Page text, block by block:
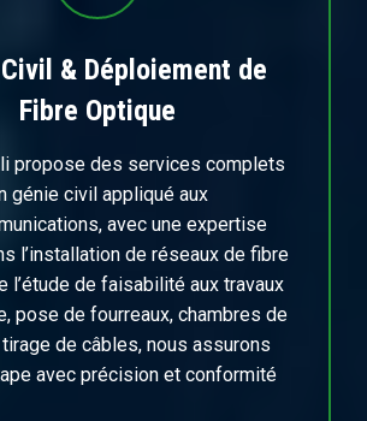
& Déploiement de
Fibre Optique
propose des services complets
génie civil appliqué aux
avec une expertise
l’installation de réseaux de fibre
l’étude de faisabilité aux travaux
pose de fourreaux, chambres de
de câbles, nous assurons
avec précision et conformité